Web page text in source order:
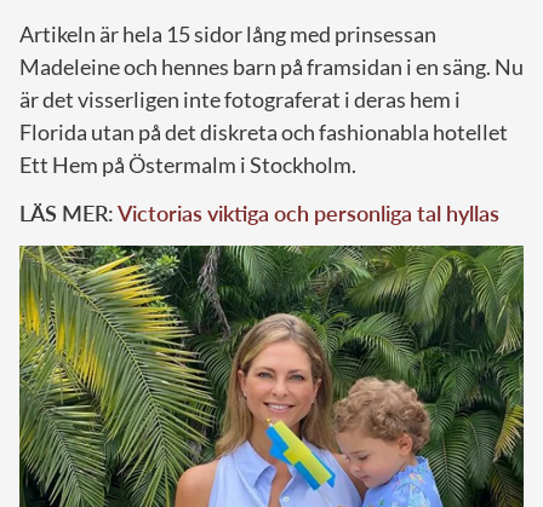
Artikeln är hela 15 sidor lång med prinsessan
Madeleine och hennes barn på framsidan i en säng. Nu
är det visserligen inte fotograferat i deras hem i
Florida utan på det diskreta och fashionabla hotellet
Ett Hem på Östermalm i Stockholm.
LÄS MER:Victorias viktiga och personliga tal hyllas